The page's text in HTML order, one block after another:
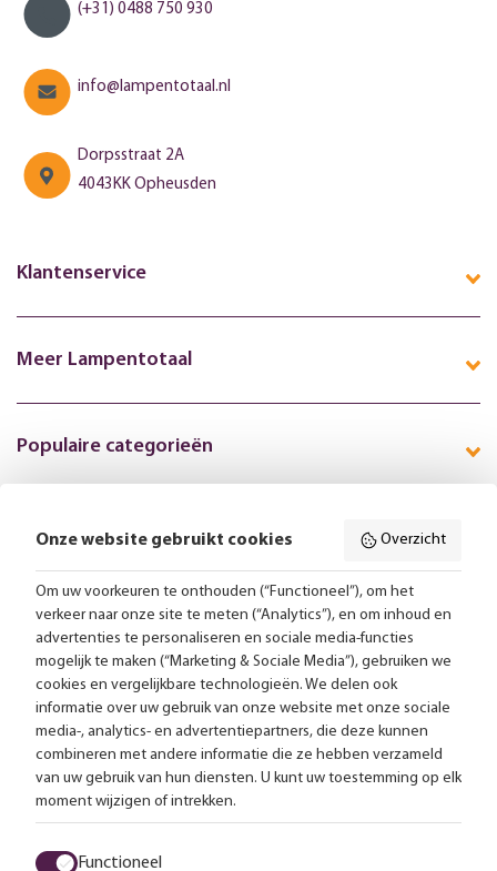
(+31) 0488 750 930
info@lampentotaal.nl
Dorpsstraat 2A
4043KK Opheusden
Klantenservice
Meer Lampentotaal
Populaire categorieën
Volg ons online:
Gratis bezorging vanaf 99,-
Advies op maat
Meer dan 25.000 lampen op voorraad
4.57 uit 2853 reviews
Onze website gebruikt cookies Overzicht
Om uw voorkeuren te onthouden (“Functioneel”), om het
verkeer naar onze site te meten (“Analytics”), en om inhoud en
advertenties te personaliseren en sociale media-functies
mogelijk te maken (“Marketing & Sociale Media”), gebruiken we
cookies en vergelijkbare technologieën. We delen ook
informatie over uw gebruik van onze website met onze sociale
media-, analytics- en advertentiepartners, die deze kunnen
combineren met andere informatie die ze hebben verzameld
van uw gebruik van hun diensten. U kunt uw toestemming op elk
moment wijzigen of intrekken.
Functioneel